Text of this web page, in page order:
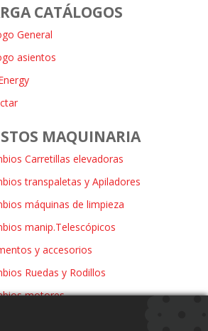
CATÁLOGOS
General
asientos
MAQUINARIA
Carretillas elevadoras
transpaletas y Apiladores
máquinas de limpieza
manip.Telescópicos
y accesorios
Ruedas y Rodillos
motores